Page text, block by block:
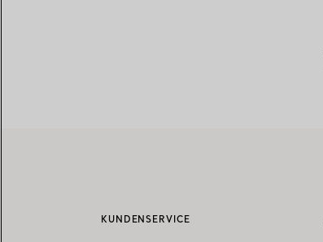
KUNDENSERVICE